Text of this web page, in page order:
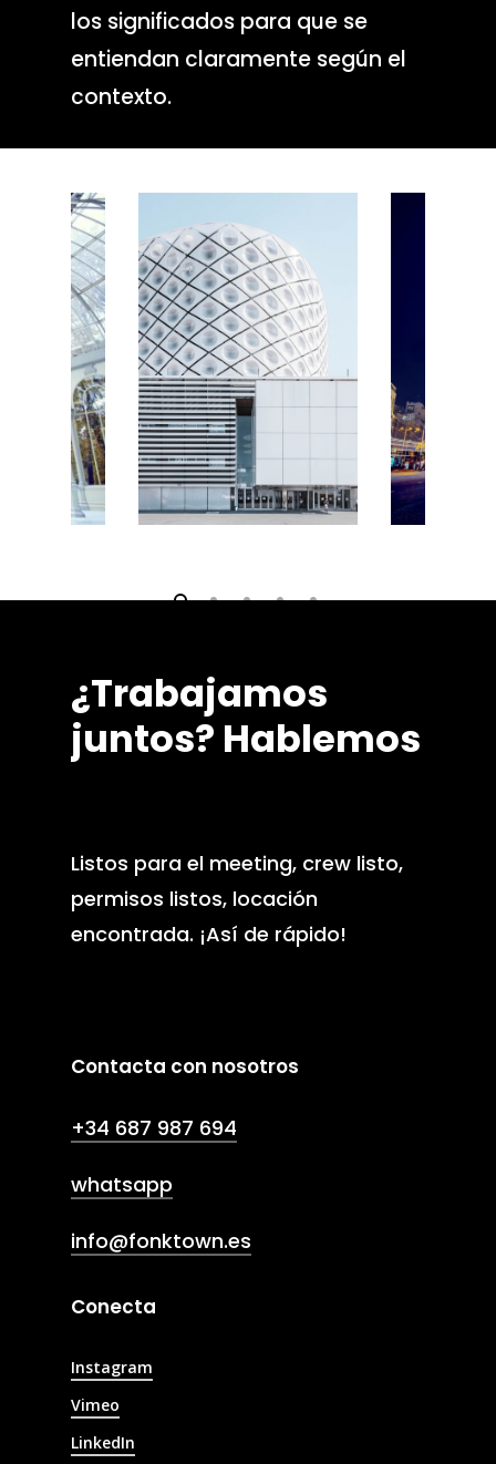
los significados para que se
entiendan claramente según el
contexto.
¿Trabajamos
juntos? Hablemos
Listos para el meeting, crew listo,
permisos listos, locación
encontrada. ¡Así de rápido!
Contacta con nosotros
+34 687 987 694
whatsapp
info@fonktown.es
Conecta
Instagram
Vimeo
LinkedIn